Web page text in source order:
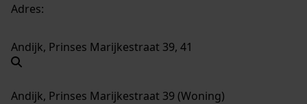
Adres:
Andijk, Prinses Marijkestraat 39, 41
Andijk, Prinses Marijkestraat 39 (Woning)